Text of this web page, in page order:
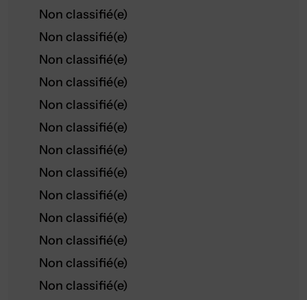
Non classifié(e)
Non classifié(e)
Non classifié(e)
Non classifié(e)
Non classifié(e)
Non classifié(e)
Non classifié(e)
Non classifié(e)
Non classifié(e)
Non classifié(e)
Non classifié(e)
Non classifié(e)
Non classifié(e)